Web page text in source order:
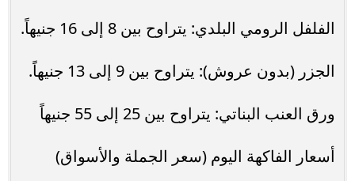
الفلفل الرومي البلدي: يتراوح بين 8 إلى 16 جنيهاً.
الجزر (بدون عروش): يتراوح بين 9 إلى 13 جنيهاً.
ورق العنب البناتي: يتراوح بين 25 إلى 55 جنيهاً
أسعار الفاكهة اليوم (سعر الجملة والأسواق)